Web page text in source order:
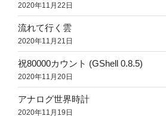
2020年11月22日
流れて行く雲
2020年11月21日
祝80000カウント (GShell 0.8.5)
2020年11月20日
アナログ世界時計
2020年11月19日